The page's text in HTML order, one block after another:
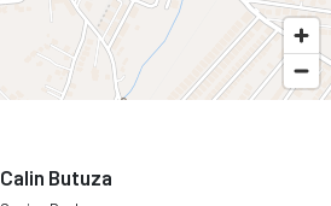
Calin Butuza